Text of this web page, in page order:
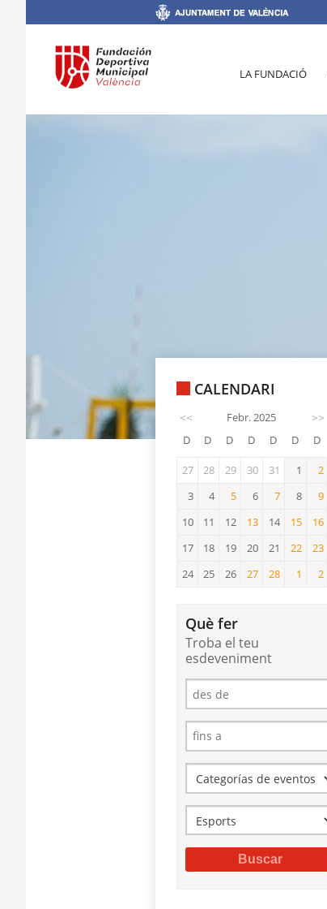
LA FUNDACIÓ
CALENDARI
<< Febr. 2025 >>
D D D D D D D
27 28 29 30 31 1 2
3 4 5 6 7 8 9
9
10 11 12 13
13
14 15
15
16
16
17 18 19 20 21 22 23
24 25 26 27 28 1 2
Què fer
Troba el teu
esdeveniment